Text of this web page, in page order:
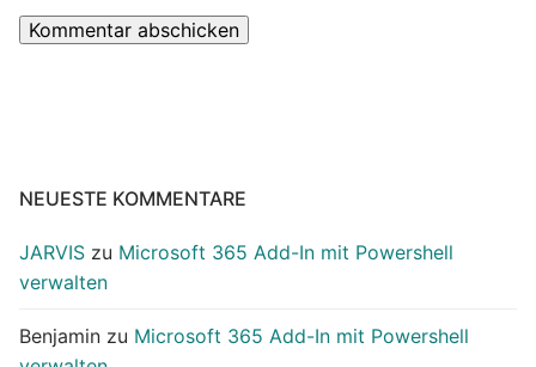
NEUESTE KOMMENTARE
JARVIS zu Microsoft 365 Add-In mit Powershell
verwalten
Benjamin zu Microsoft 365 Add-In mit Powershell